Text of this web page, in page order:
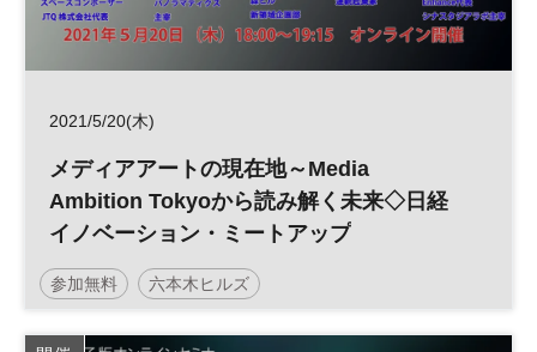
2021/5/20(木)
メディアアートの現在地～Media
Ambition Tokyoから読み解く未来◇日経
イノベーション・ミートアップ
参加無料 六本木ヒルズ
日経イノベーション・ミートアップ